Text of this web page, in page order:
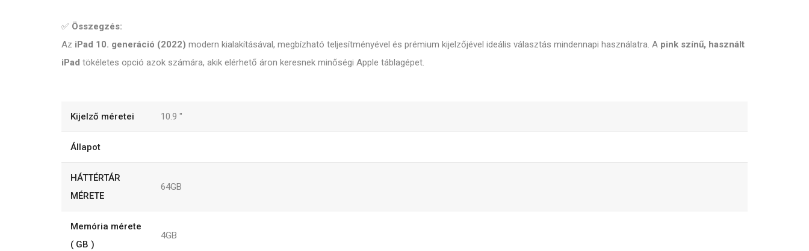
✅ Összegzés:
Az iPad 10. generáció (2022) modern kialakításával, megbízható teljesítményével és prémium kijelzőjével ideális választás mindennapi használatra. A pink színű, használt
iPad tökéletes opció azok számára, akik elérhető áron keresnek minőségi Apple táblagépet.
Kijelző méretei 10.9 "
Állapot
HÁTTÉRTÁR
MÉRETE
64GB
Memória mérete
( GB )
4GB